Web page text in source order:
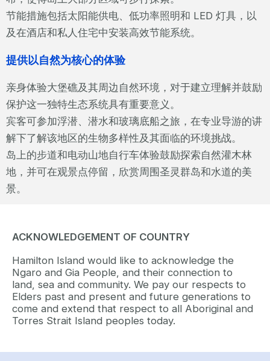
节能措施包括太阳能供电、低功率照明和 LED 灯具，以
及在酒店和私人住宅中安装高效节能系统。
提供以自然为核心的体验
亲身体验大堡礁及其周边自然环境，对于建立理解并鼓励
保护这一独特生态系统具有重要意义。
宾客可参加浮潜、潜水和玻璃底船之旅，在专业导游的讲
解下了解该地区的生物多样性及其面临的环境挑战。
岛上的步道和电动山地自行车体验鼓励探索自然灌木林
地，并可在观景点停留，欣赏周围圣灵群岛和水道的美
景。
ACKNOWLEDGEMENT OF COUNTRY
Hamilton Island would like to acknowledge the
Ngaro and Gia People, and their connection to
land, sea and community. We pay our respects to
Elders past and present and future generations to
come and extend that respect to all Aboriginal and
Torres Strait Island peoples today.